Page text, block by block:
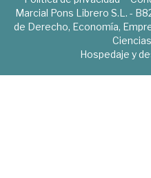
Marcial Pons Librero S.L. -
de Derecho, Economía,
Hospedaje y